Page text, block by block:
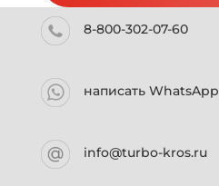
8-800-302-07-60
написать WhatsApp
info@turbo-kros.ru